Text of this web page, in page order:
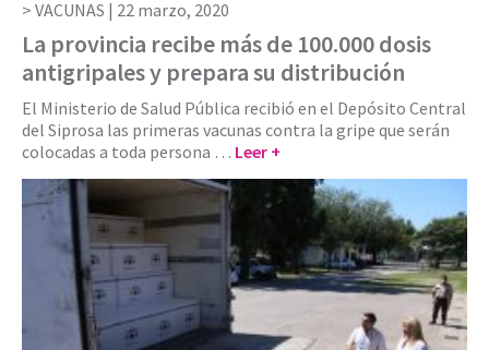
VACUNAS | 22 marzo, 2020
La provincia recibe más de 100.000 dosis
antigripales y prepara su distribución
El Ministerio de Salud Pública recibió en el Depósito Central
del Siprosa las primeras vacunas contra la gripe que serán
colocadas a toda persona … Leer +